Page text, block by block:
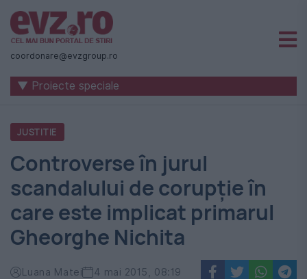
Știri
naționale
internaționale
România
-
Evenimentul
Zilei
coordonare@evzgroup.ro
▼ Proiecte speciale
JUSTITIE
Controverse în jurul
scandalului de corupție în
care este implicat primarul
Gheorghe Nichita
Luana Matei 4 mai 2015, 08:19